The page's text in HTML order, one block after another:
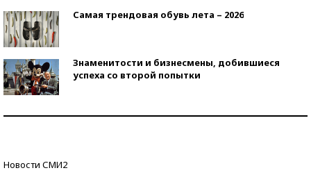
Самая трендовая обувь лета – 2026
Знаменитости и бизнесмены, добившиеся
успеха со второй попытки
Новости СМИ2